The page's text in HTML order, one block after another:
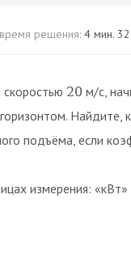
решения: 4 мин. 32
20 м/с,
подъёма, если
измерения: «кВт»